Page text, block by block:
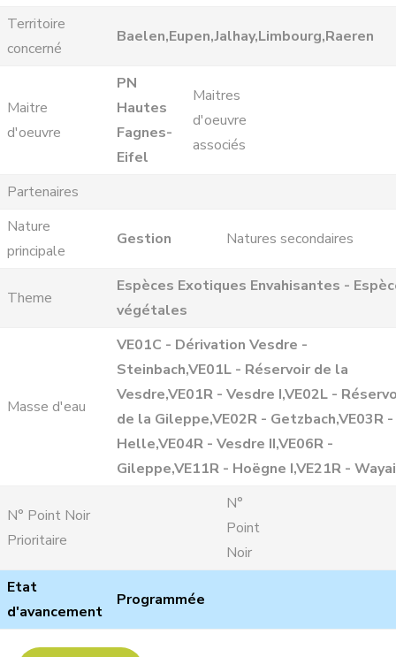
Territoire
concerné
Baelen,Eupen,Jalhay,Limbourg,Raeren
Maitre
d'oeuvre
PN
Hautes
Fagnes-
Eifel
Maitres
d'oeuvre
associés
Partenaires
Nature
principale
Gestion Natures secondaires
Theme
Espèces Exotiques Envahisantes -
végétales
Masse d'eau
VE01C - Dérivation Vesdre -
Steinbach,VE01L - Réservoir de la
Vesdre,VE01R - Vesdre I,VE02L -
de la Gileppe,VE02R - Getzbach,VE03R -
Helle,VE04R - Vesdre II,VE06R -
Gileppe,VE11R - Hoëgne I,VE21R -
N° Point Noir
Prioritaire
N°
Point
Noir
Etat
d'avancement
Programmée